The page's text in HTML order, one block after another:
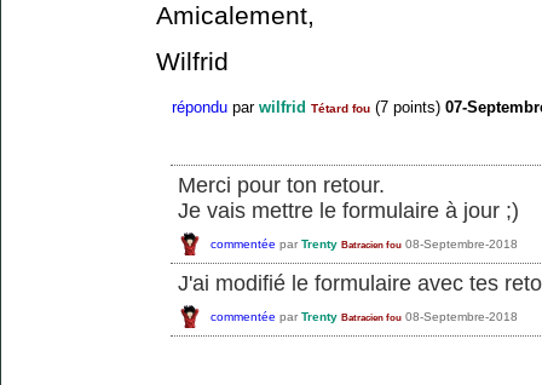
Amicalement,
Wilfrid
répondu par wilfrid Tétard fou (7 points) 07-
Merci pour ton retour.
Je vais mettre le formulaire à jour ;)
commentée par Trenty Batracien fou 08-Septembre-2018
J'ai modifié le formulaire avec tes
commentée par Trenty Batracien fou 08-Septembre-2018